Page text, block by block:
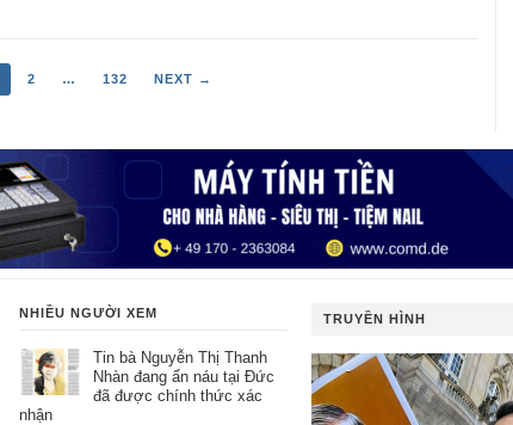
2 … 132 NEXT →
NHIỀU NGƯỜI XEM
Tin bà Nguyễn Thị Thanh
Nhàn đang ẩn náu tại Đức
đã được chính thức xác
nhận
TRUYỀN HÌNH